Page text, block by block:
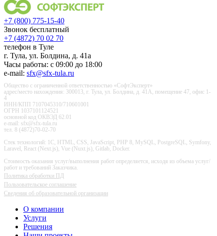
+7 (800) 775-15-40
Звонок бесплатный
+7 (4872) 70 02 70
телефон в Туле
г. Тула, ул. Болдина, д. 41а
Часы работы: с 09:00 до 18:00
e-mail: sfx@sfx-tula.ru
Общество с ограниченной ответственностью «СофтЭксперт»
адрес/место нахождения: 300013, г. Тула, ул. Болдина, д. 41А, помещение 47, офис 1-
4
ИНН/КПП 7107045310/710601001
ОГРН 1037101124521
основной код ОКВЭД 62.01
e-mail: sfx@sfx-tula.ru
тел. 8 (4872)70-02-70
Стек технологий: 1С, HTML, CSS, JavaScript, PHP 8, MySQL, PostgreSQL, Symfony,
Laravel, React (Next.js), Vue (Nuxt.js), Gitlab, Docker.
Стоимость оказания услуг/выполнения работ определяется, исходя из объема услуг/
работ и требований Заказчика.
Политика обработки ПД
Пользовательское соглашение
Сведения об образовательной организации
О компании
Услуги
Решения